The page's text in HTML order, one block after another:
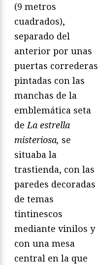
(9 metros
cuadrados),
separado del
anterior por unas
puertas correderas
pintadas con las
manchas de la
emblemática seta
deLa estrella
misteriosa, se
situaba la
trastienda, con las
paredes decoradas
de temas
tintinescos
mediante vinilos y
con una mesa
central en la que